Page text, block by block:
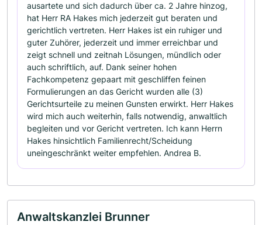
ausartete und sich dadurch über ca. 2 Jahre hinzog,
hat Herr RA Hakes mich jederzeit gut beraten und
gerichtlich vertreten. Herr Hakes ist ein ruhiger und
guter Zuhörer, jederzeit und immer erreichbar und
zeigt schnell und zeitnah Lösungen, mündlich oder
auch schriftlich, auf. Dank seiner hohen
Fachkompetenz gepaart mit geschliffen feinen
Formulierungen an das Gericht wurden alle (3)
Gerichtsurteile zu meinen Gunsten erwirkt. Herr Hakes
wird mich auch weiterhin, falls notwendig, anwaltlich
begleiten und vor Gericht vertreten. Ich kann Herrn
Hakes hinsichtlich Familienrecht/Scheidung
uneingeschränkt weiter empfehlen. Andrea B.
Anwaltskanzlei Brunner